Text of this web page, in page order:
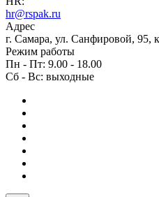
hr@rspak.ru
Адрес
г. Самара, ул. Санфировой, 95,
Режим работы
Пн - Пт: 9.00 - 18.00
Сб - Вс: выходные